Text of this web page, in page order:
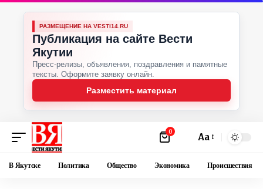
РАЗМЕЩЕНИЕ НА VESTI14.RU
Публикация на сайте Вести
Якутии
Пресс-релизы, объявления, поздравления и памятные
тексты. Оформите заявку онлайн.
Разместить материал
0 Аа
В Якутске Политика Общество Экономика Происшествия